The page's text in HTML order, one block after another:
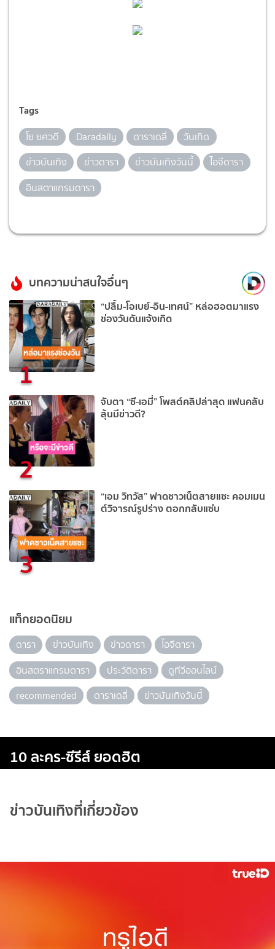
Tags
โย ยศวดี Daradaily ดาราเดลี่
วันเกิด
ข่าวบันเทิง
ข่าวดารา ข่าวบันเทิงวันนี้
ไอจีดารา
อินสตาแกรมดารา
บทความน่าสนใจอื่นๆ
1
“ปลื้ม-โอเบย์-อิน-เทศน์” หล่อฮอตมาแรง
ช่องวันดันแจ้งเกิด
2
จับตา “ซี-เอมี่” โพสต์คลิปล่าสุด แฟนคลับ
ลุ้นมีข่าวดี?
3
“เอม วิทวัส” ฟาดชาวเน็ตสายแซะ คอมเมน
ต์วิจารณ์รูปร่าง ตอกกลับแซ่บ
แท็กยอดนิยม
ดารา ข่าวบันเทิง ข่าวดารา
ไอจีดารา
อินสตราแกรมดารา
ประวัติดารา
ดูทีวีออนไลน์
recommended
ดาราเดลี่ ข่าวบันเทิงวันนี้
10 ละคร-ซีรีส์ ยอดฮิต
ข่าวบันเทิงที่เกี่ยวข้อง